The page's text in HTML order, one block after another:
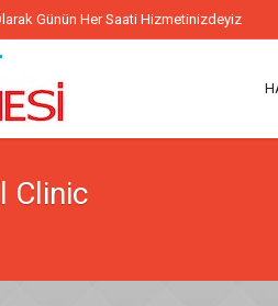
Günün Her Saati Hizmetinizdeyiz
Clinic